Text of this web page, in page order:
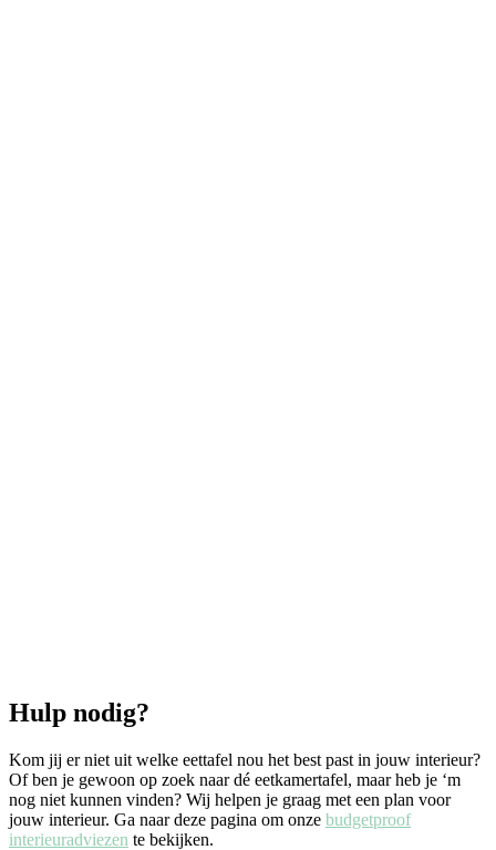
Hulp nodig?
Kom jij er niet uit welke eettafel nou het best past in jouw interieur?
Of ben je gewoon op zoek naar dé eetkamertafel, maar heb je ‘m
nog niet kunnen vinden? Wij helpen je graag met een plan voor
jouw interieur. Ga naar deze pagina om onze budgetproof
interieuradviezen te bekijken.